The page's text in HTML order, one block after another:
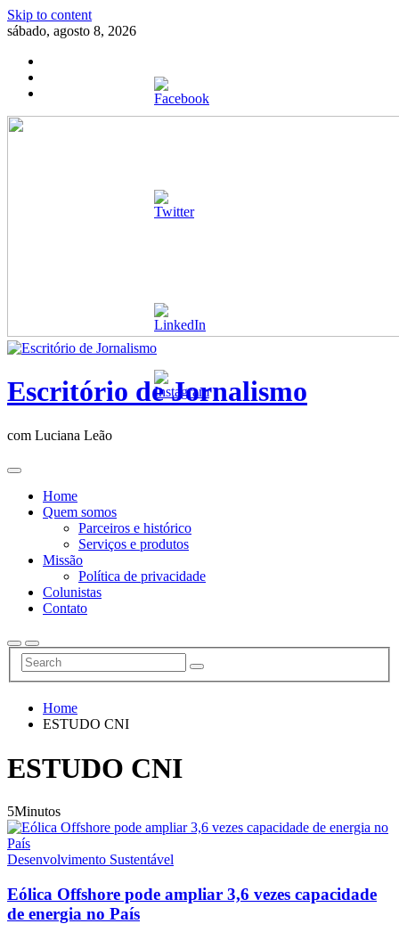
Skip to content
sábado, agosto 8, 2026
Escritório de Jornalismo
com Luciana Leão
Home
Quem somos
Parceiros e histórico
Serviços e produtos
Missão
Política de privacidade
Colunistas
Contato
Home
ESTUDO CNI
ESTUDO CNI
5Minutos
Desenvolvimento Sustentável
Eólica Offshore pode ampliar 3,6 vezes capacidade
de energia no País